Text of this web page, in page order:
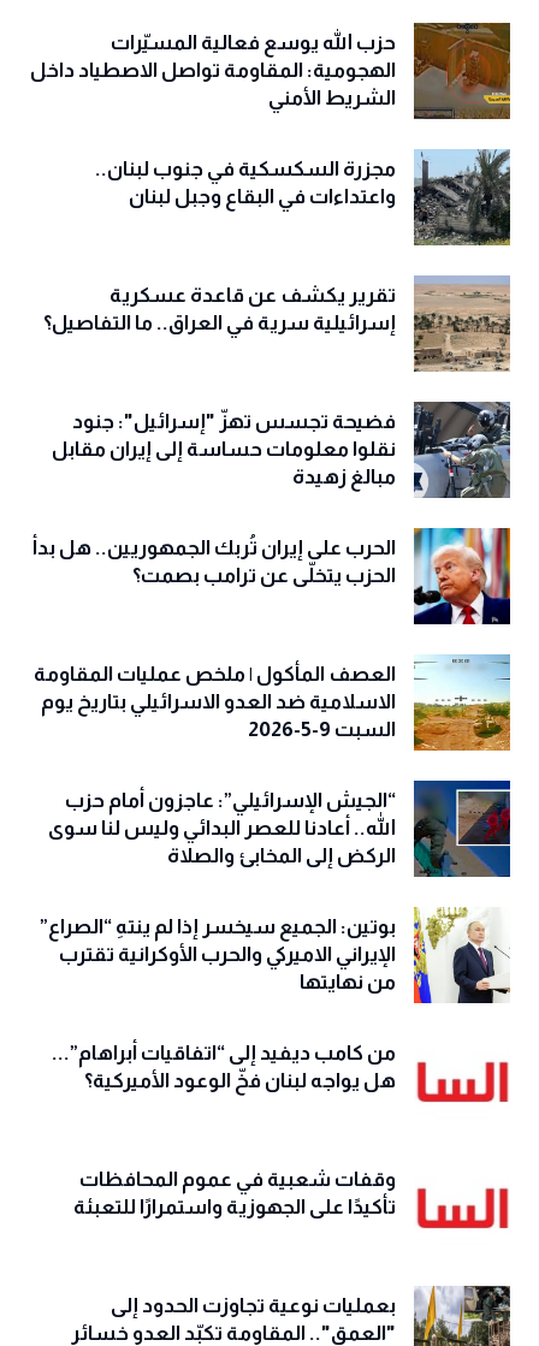
حزب الله يوسع فعالية المسيّرات
الهجومية: المقاومة تواصل الاصطياد داخل
الشريط الأمني
مجزرة السكسكية في جنوب لبنان..
واعتداءات في البقاع وجبل لبنان
تقرير يكشف عن قاعدة عسكرية
إسرائيلية سرية في العراق.. ما التفاصيل؟
فضيحة تجسس تهزّ "إسرائيل": جنود
نقلوا معلومات حساسة إلى إيران مقابل
مبالغ زهيدة
الحرب على إيران تُربك الجمهوريين.. هل بدأ
الحزب يتخلّى عن ترامب بصمت؟
العصف المأكول | ملخص عمليات المقاومة
الاسلامية ضد العدو الاسرائيلي بتاريخ يوم
السبت 9-5-2026
“الجيش الإسرائيلي”: عاجزون أمام حزب
الله.. أعادنا للعصر البدائي وليس لنا سوى
الركض إلى المخابئ والصلاة
بوتين: الجميع سيخسر إذا لم ينتهِ “الصراع”
الإيراني الاميركي والحرب الأوكرانية تقترب
من نهايتها
من كامب ديفيد إلى “اتفاقيات أبراهام”...
هل يواجه لبنان فخّ الوعود الأميركية؟
وقفات شعبية في عموم المحافظات
تأكيدًا على الجهوزية واستمرارًا للتعبئة
بعمليات نوعية تجاوزت الحدود إلى
"العمق".. المقاومة تكبّد العدو خسائر